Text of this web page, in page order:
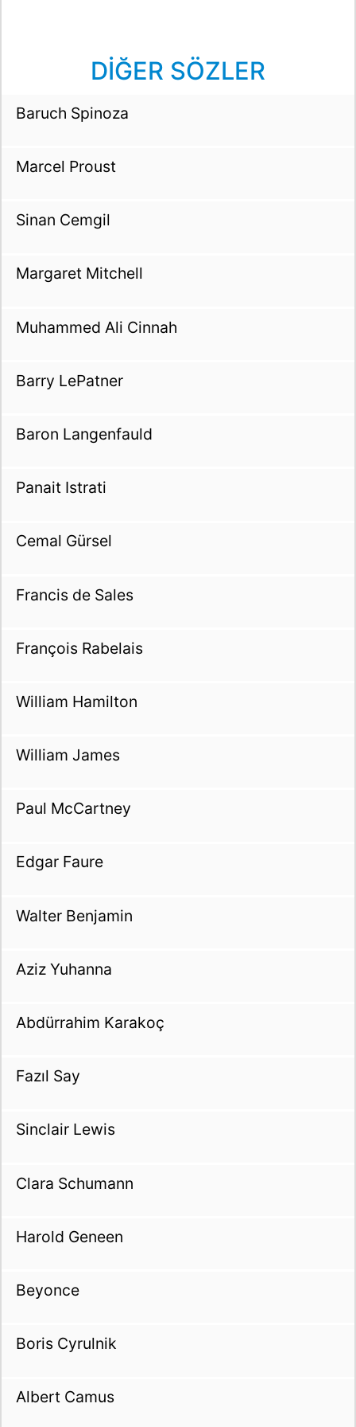
DİĞER SÖZLER
Baruch Spinoza
Marcel Proust
Sinan Cemgil
Margaret Mitchell
Muhammed Ali Cinnah
Barry LePatner
Baron Langenfauld
Panait Istrati
Cemal Gürsel
Francis de Sales
François Rabelais
William Hamilton
William James
Paul McCartney
Edgar Faure
Walter Benjamin
Aziz Yuhanna
Abdürrahim Karakoç
Fazıl Say
Sinclair Lewis
Clara Schumann
Harold Geneen
Beyonce
Boris Cyrulnik
Albert Camus